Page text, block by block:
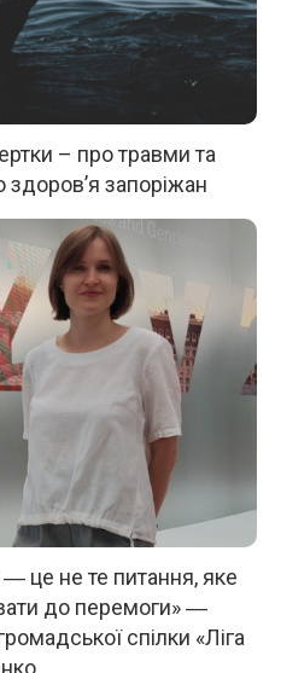
– про травми та
здоров’я запоріжан
це не те питання, яке
до перемоги» ―
спілки «Ліга